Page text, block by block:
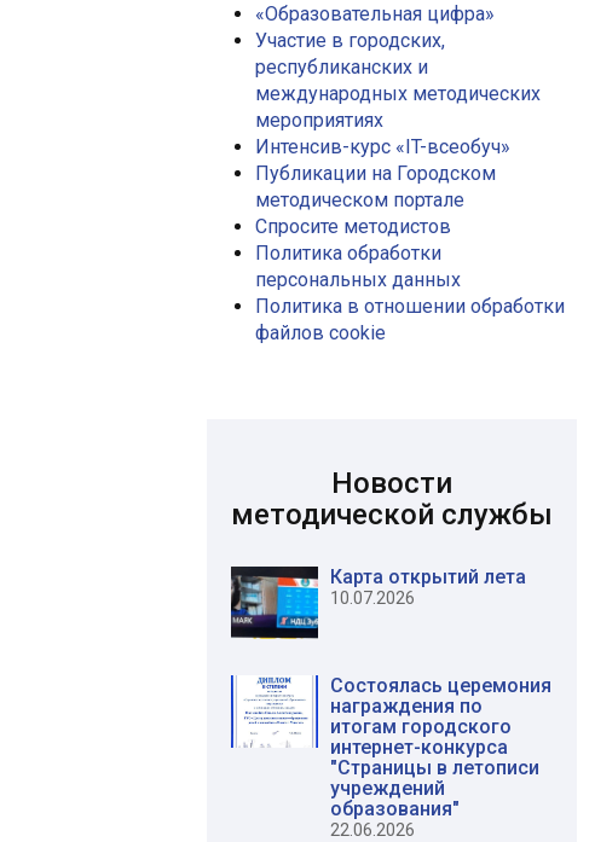
«Образовательная цифра»
Участие в городских,
республиканских и
международных методических
мероприятиях
Интенсив-курс «IT-всеобуч»
Публикации на Городском
методическом портале
Спросите методистов
Политика обработки
персональных данных
Политика в отношении обработки
файлов сookie
Новости
методической службы
Карта открытий лета
10.07.2026
Состоялась церемония
награждения по
итогам городского
интернет-конкурса
"Страницы в летописи
учреждений
образования"
22.06.2026